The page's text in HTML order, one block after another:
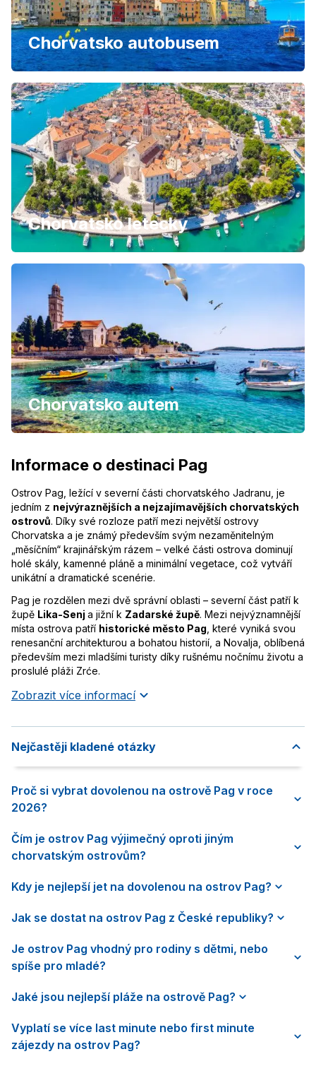
Chorvatsko autobusem
Chorvatsko letecky
Chorvatsko autem
Informace o destinaci Pag
Ostrov Pag, ležící v severní části chorvatského Jadranu, je
jedním z nejvýraznějších a nejzajímavějších chorvatských
ostrovů. Díky své rozloze patří mezi největší ostrovy
Chorvatska a je známý především svým nezaměnitelným
„měsíčním“ krajinářským rázem – velké části ostrova dominují
holé skály, kamenné pláně a minimální vegetace, což vytváří
unikátní a dramatické scenérie.
Pag je rozdělen mezi dvě správní oblasti – severní část patří k
župě Lika-Senj a jižní k Zadarské župě. Mezi nejvýznamnější
místa ostrova patří historické město Pag , které vyniká svou
renesanční architekturou a bohatou historií, a Novalja, oblíbená
především mezi mladšími turisty díky rušnému nočnímu životu a
proslulé pláži Zrće.
Zobrazit více informací
Nejčastěji kladené otázky
Proč si vybrat dovolenou na ostrově Pag v roce
2026?
Čím je ostrov Pag výjimečný oproti jiným
chorvatským ostrovům?
Kdy je nejlepší jet na dovolenou na ostrov Pag?
Jak se dostat na ostrov Pag z České republiky?
Je ostrov Pag vhodný pro rodiny s dětmi, nebo
spíše pro mladé?
Jaké jsou nejlepší pláže na ostrově Pag?
Vyplatí se více last minute nebo first minute
zájezdy na ostrov Pag?